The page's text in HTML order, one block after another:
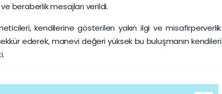
beraberlik mesajları verildi.
kendilerine gösterilen yakın ilgi ve misafirperverlik
ederek, manevi değeri yüksek bu buluşmanın kendileri